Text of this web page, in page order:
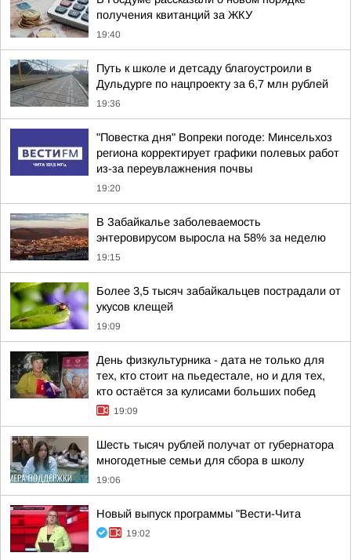
получения квитанций за ЖКУ
19:40
Путь к школе и детсаду благоустроили в
Дульдурге по нацпроекту за 6,7 млн рублей
19:36
"Повестка дня" Вопреки погоде: Минсельхоз
региона корректирует графики полевых работ
из-за переувлажнения почвы
19:20
В Забайкалье заболеваемость
энтеровирусом выросла на 58% за неделю
19:15
Более 3,5 тысяч забайкальцев пострадали от
укусов клещей
19:09
День физкультурника - дата не только для
тех, кто стоит на пьедестале, но и для тех,
кто остаётся за кулисами больших побед
19:09
Шесть тысяч рублей получат от губернатора
многодетные семьи для сбора в школу
19:06
Новый выпуск программы "Вести-Чита
19:02